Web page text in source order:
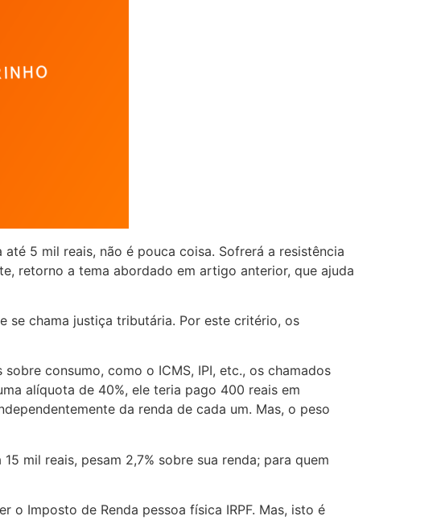
5 mil reais, não é pouca coisa. Sofrerá a resistência
retorno a tema abordado em artigo anterior, que ajuda
se chama justiça tributária. Por este critério, os
consumo, como o ICMS, IPI, etc., os chamados
alíquota de 40%, ele teria pago 400 reais em
da renda de cada um. Mas, o peso
mil reais, pesam 2,7% sobre sua renda; para quem
o Imposto de Renda pessoa física IRPF. Mas, isto é